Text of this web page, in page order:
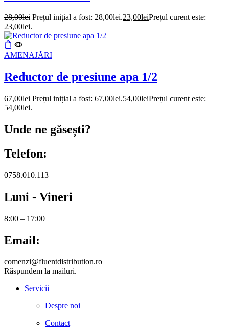
28,00lei Prețul inițial a fost: 28,00lei.23,00leiPrețul curent este:
23,00lei.
AMENAJĂRI
Reductor de presiune apa 1/2
67,00lei Prețul inițial a fost: 67,00lei.54,00leiPrețul curent este:
54,00lei.
Unde ne găsești?
Telefon:
0758.010.113
Luni - Vineri
8:00 – 17:00
Email:
comenzi@fluentdistribution.ro
Răspundem la mailuri.
Servicii
Despre noi
Contact